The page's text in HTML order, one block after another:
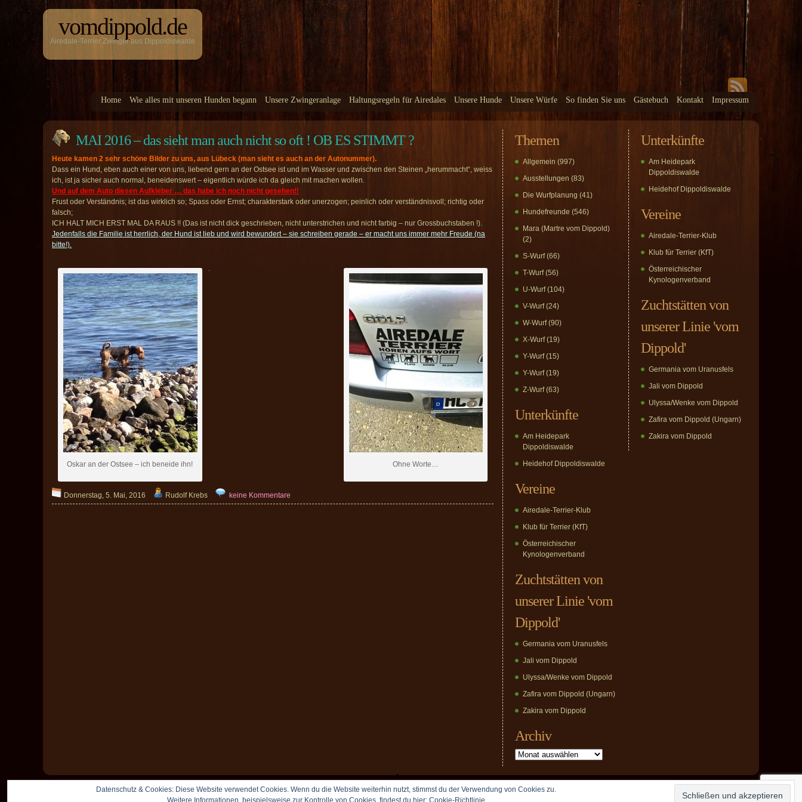
vomdippold.de
Airedale-Terrier Zwinger aus Dippoldiswalde
Home Wie alles mit unseren Hunden begann Unsere Zwingeranlage Haltungsregeln für Airedales Unsere Hunde Unsere Würfe So finden Sie uns Gästebuch Kontakt Impressum
MAI 2016 – das sieht man auch nicht so oft ! OB ES STIMMT ?
Heute kamen 2 sehr schöne Bilder zu uns, aus Lübeck (man sieht es auch an der Autonummer).
Dass ein Hund, eben auch einer von uns, liebend gern an der Ostsee ist und im Wasser und zwischen den Steinen „herummacht“, weiss
ich, ist ja sicher auch normal, beneidenswert – eigentlich würde ich da gleich mit machen wollen.
Und auf dem Auto diesen Aufkleber … das habe ich noch nicht gesehen!!
Frust oder Verständnis; ist das wirklich so; Spass oder Ernst; charakterstark oder unerzogen; peinlich oder verständnisvoll; richtig oder
falsch;
ICH HALT MICH ERST MAL DA RAUS !! (Das ist nicht dick geschrieben, nicht unterstrichen und nicht farbig – nur Grossbuchstaben !).
Jedenfalls die Familie ist herrlich, der Hund ist lieb und wird bewundert – sie schreiben gerade – er macht uns immer mehr Freude (na
bitte!).
Oskar an der Ostsee – ich beneide ihn! Ohne Worte…
Donnerstag, 5. Mai, 2016 Rudolf Krebs keine Kommentare
Themen
Allgemein (997)
Ausstellungen (83)
Die Wurfplanung (41)
Hundefreunde (546)
Mara (Martre vom Dippold)
(2)
S-Wurf(66)
T-Wurf(56)
U-Wurf(104)
V-Wurf(24)
W-Wurf(90)
X-Wurf(19)
Y-Wurf(15)
Y-Wurf(19)
Z-Wurf(63)
Unterkünfte
Am Heidepark
Dippoldiswalde
Heidehof Dippoldiswalde
Vereine
Airedale-Terrier-Klub
Klub für Terrier (KfT)
Österreichischer
Kynologenverband
Zuchtstätten von
unserer Linie 'vom
Dippold'
Germania vom Uranusfels
Jali vom Dippold
Ulyssa/Wenke vom Dippold
Zafira vom Dippold (Ungarn)
Zakira vom Dippold
Archiv
Archiv
Unterkünfte
Am Heidepark
Dippoldiswalde
Heidehof Dippoldiswalde
Vereine
Airedale-Terrier-Klub
Klub für Terrier (KfT)
Österreichischer
Kynologenverband
Zuchtstätten von
unserer Linie 'vom
Dippold'
Germania vom Uranusfels
Jali vom Dippold
Ulyssa/Wenke vom Dippold
Zafira vom Dippold (Ungarn)
Zakira vom Dippold
Copyright © 2009 vomDippold.de. All rights reserved.
Datenschutz & Cookies: Diese Website verwendet Cookies. Wenn du die Website weiterhin nutzt, stimmst du der Verwendung von Cookies zu.
Weitere Informationen, beispielsweise zur Kontrolle von Cookies, findest du hier:Cookie-Richtlinie